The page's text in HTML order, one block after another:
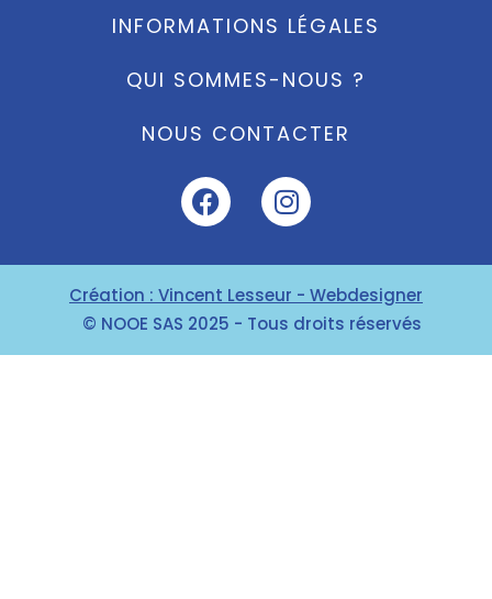
INFORMATIONS LÉGALES
QUI SOMMES-NOUS ?
NOUS CONTACTER
Création : Vincent Lesseur - Webdesigner
© NOOE SAS 2025 - Tous droits réservés